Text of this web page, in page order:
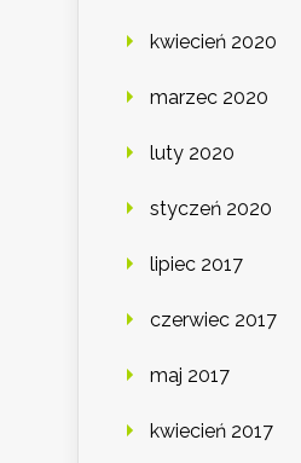
kwiecień 2020
marzec 2020
luty 2020
styczeń 2020
lipiec 2017
czerwiec 2017
maj 2017
kwiecień 2017